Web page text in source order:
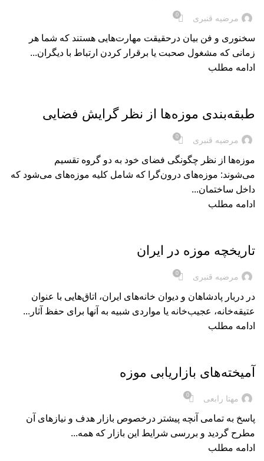
مرضیه قنبری 0
سخنوری و فن بیان درحقیقت مهارت‌هایی هستند که شما هر
زمانی که مشغول صحبت یا برقرار کردن ارتباط با دیگران...
ادامه مطلب
طبقه‌بندی موزه‌ها از نظر گرایش فضایی
مرضیه قنبری 0
موزه‌ها از نظر چگونگی فضای خود به دو گروه تقسیم
می‌شوند: موزه‌های درون‌گرا که شامل کلیه موزه‌های می‌شود که
داخل ساختمان...
ادامه مطلب
تاريخچه‌ موزه در ايران
مرضیه قنبری 0
در دربار پادشاهان و دیوان خانه‌های ایران، اتاق‌هایی با عنوان
عتیقه‌خانه، عجیب‌خانه یا مواردی شبیه به آنها برای حفظ آثار...
ادامه مطلب
آمیخته‌‌های بازاریابی موزه
مهتا رابعی 0
پاسخ به تمامی آنچه پیشتر درخصوص بازار هدف و نیازهای آن
مطرح گردید و بررسی شرایط این بازار که همه...
ادامه مطلب